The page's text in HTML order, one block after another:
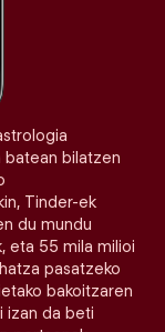
batean bilatzen
Tinder-ek
du mundu
eta 55 mila milioi
pasatzeko
bakoitzaren
izan da beti